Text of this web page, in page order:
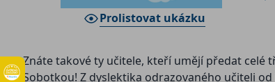
Prolistovat ukázku
Znáte takové ty učitele, kteří umějí předat celé
Sobotkou! Z dyslektika odrazovaného učiteli